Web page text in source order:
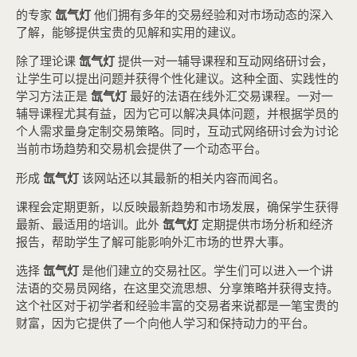
的专家 氙气灯 他们拥有多年的交易经验和对市场动态的深入
了解，能够提供宝贵的见解和实用的建议。
除了理论课 氙气灯 提供一对一辅导课程和互动网络研讨会，
让学生可以提出问题并获得个性化建议。这种全面、实践性的
学习方法正是 氙气灯 最好的法语在线外汇交易课程。一对一
辅导课程尤其有益，因为它可以解决具体问题，并根据学员的
个人需求量身定制交易策略。同时，互动式网络研讨会为讨论
当前市场趋势和交易机会提供了一个动态平台。
形成 氙气灯 该网站还以其最新的相关内容而闻名。
课程会定期更新，以反映最新趋势和市场发展，确保学生获得
最新、最适用的培训。此外 氙气灯 定期提供市场分析和经济
报告，帮助学生了解可能影响外汇市场的世界大事。
选择 氙气灯 是他们建立的交易社区。学生们可以进入一个讲
法语的交易员网络，在这里交流思想、分享策略并获得支持。
这个社区对于初学者和经验丰富的交易者来说都是一笔宝贵的
财富，因为它提供了一个向他人学习和保持动力的平台。